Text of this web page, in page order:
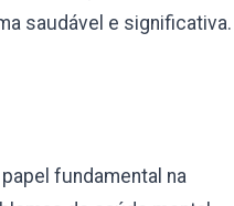
saudável e significativa.
fundamental na